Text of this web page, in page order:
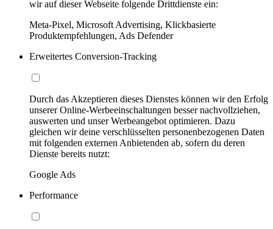
wir auf dieser Webseite folgende Drittdienste ein:
Meta-Pixel, Microsoft Advertising, Klickbasierte
Produktempfehlungen, Ads Defender
Erweitertes Conversion-Tracking
Durch das Akzeptieren dieses Dienstes können wir den Erfolg
unserer Online-Werbeeinschaltungen besser nachvollziehen,
auswerten und unser Werbeangebot optimieren. Dazu
gleichen wir deine verschlüsselten personenbezogenen Daten
mit folgenden externen Anbietenden ab, sofern du deren
Dienste bereits nutzt:
Google Ads
Performance